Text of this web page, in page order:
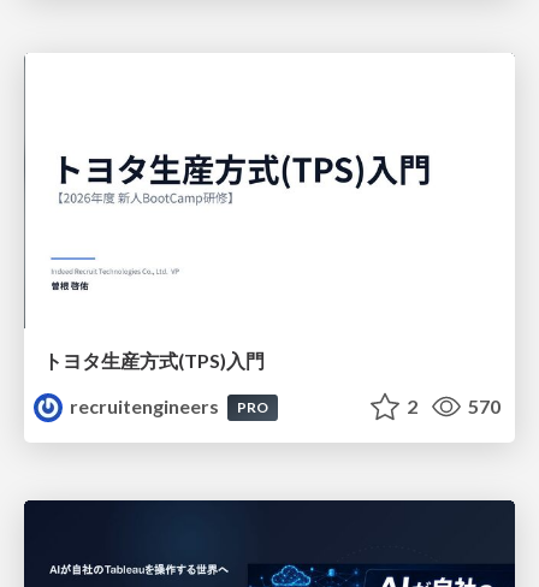
トヨタ⽣産⽅式(TPS)⼊⾨
recruitengineers
PRO 2 570